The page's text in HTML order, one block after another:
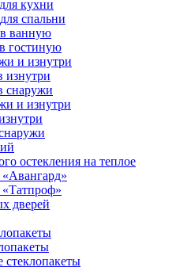
кухни
спальни
ванную
гостиную
и изнутри
изнутри
снаружи
и изнутри
остекления на теплое
дверей